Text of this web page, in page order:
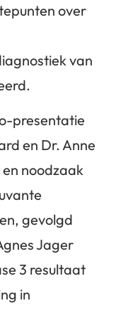
over
van
presentatie
en Dr. Anne
noodzaak
gevolgd
Jager
3 resultaat
in